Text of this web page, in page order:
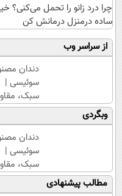
چرا درد زانو را تحمل می‌کنی؟
ساده درمنزل درمانش کن
از سراسر وب
دندان
سوئیسی |
سبک،
طبیعی!
اقساطی😍
وبگردی
دندان
سوئیسی |
سبک،
طبیعی! مطالب پیشنهادی